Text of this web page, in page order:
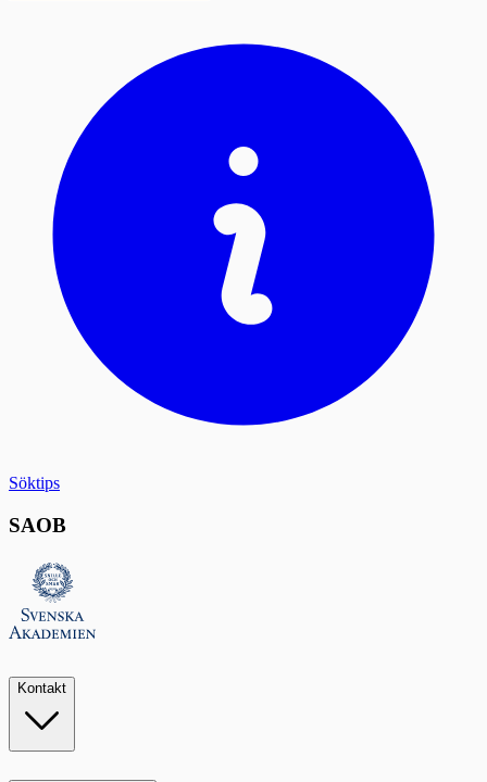
Söktips
SAOB
Kontakt